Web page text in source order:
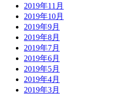
2019年11月
2019年10月
2019年9月
2019年8月
2019年7月
2019年6月
2019年5月
2019年4月
2019年3月